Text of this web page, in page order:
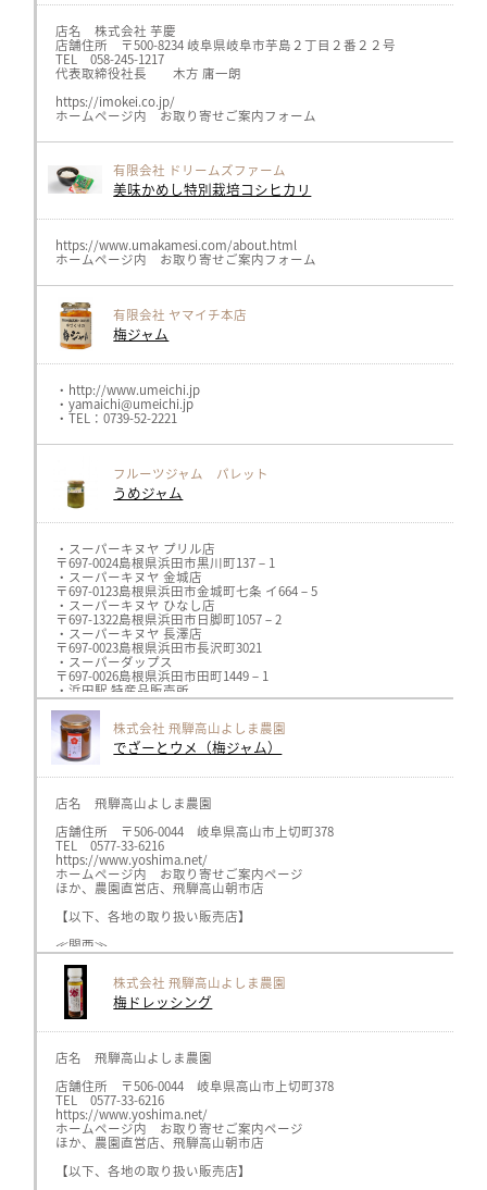
店名 株式会社 芋慶
店舗住所 〒500-8234 岐阜県岐阜市芋島２丁目２番２２号
TEL 058-245-1217
代表取締役社長 木方 庸一朗
https://imokei.co.jp/
ホームページ内 お取り寄せご案内フォーム
有限会社 ドリームズファーム
美味かめし特別栽培コシヒカリ
https://www.umakamesi.com/about.html
ホームページ内 お取り寄せご案内フォーム
有限会社 ヤマイチ本店
梅ジャム
・http://www.umeichi.jp
・yamaichi@umeichi.jp
・TEL：0739-52-2221
フルーツジャム パレット
うめジャム
・スーパーキヌヤ プリル店
〒697-0024島根県浜田市黒川町137－1
・スーパーキヌヤ 金城店
〒697-0123島根県浜田市金城町七条 イ664－5
・スーパーキヌヤ ひなし店
〒697-1322島根県浜田市日脚町1057－2
・スーパーキヌヤ 長澤店
〒697-0023島根県浜田市長沢町3021
・スーパーダップス
〒697-0026島根県浜田市田町1449－1
・浜田駅 特産品販売所
〒697-0022島根県浜田市浅井町
・道の駅 ゆうひパーク浜田
〒697-0301島根県浜田市金城町追原32-1
・美又温泉国民保養センター
〒697-0017島根県浜田市原井町1203－1
・アロマテラピー fracoco
・MINA&SONS Patisserie
・Gallery & Cafe FUN
〒697-1337島根県浜田市西村町1069－1
・セブン-イレブン 浜田新町店
〒697-0037島根県浜田市新町54－1
・浜田黒川郵便局
・はまだお魚市場（山陰浜田港公設市場）
・select shop Le lien
〒697-0022島根県浜田市浅井町93-13
・スーパーキヌヤ 二宮店
〒695-0024島根県江津市二宮町神主 ハ89-1
・パン工房ドルチェ・ビータ
〒694-0042島根県大田市長久町 稲用192-6
・ふるさと納税 浜田市特設サイト ふるさとチョイス Rakutenふる
株式会社 飛騨高山よしま農園
でざーとウメ（梅ジャム）
店名 飛騨高山よしま農園
店舗住所 〒506-0044 岐阜県高山市上切町378
TEL 0577-33-6216
https://www.yoshima.net/
ホームページ内 お取り寄せご案内ページ
ほか、農園直営店、飛騨高山朝市店
【以下、各地の取り扱い販売店】
≪関西≫
キャロットhttps://www.carrot-n.co.jp/、
ヘルスライフ、オーガニックプラザhttps://healthlife.co.jp/（神戸、宝塚
メルカートピッコロ https://www.nakaji34.co.jp/（阪急、広島他各店）
≪関東≫
ボンラスパイユhttps://bonraspail.com/（横浜、吉祥寺各店）
AMRITARA https://www.amritara.com/
≪中部≫
GIFTSPREMIUMhttps://giftspremium.jp/（名古屋市）
ロカボーノ伏見店https://locabuono.jp/（名古屋市）
GIFTSSHOP https://giftsshop.jp/（岐阜県）
三川屋 https://www.sangawa-ya.co.jp/（高山市）
川島SA岐阜おみやげ https://omiyadata.jp/restarea/kawashima/
株式会社 飛騨高山よしま農園
梅ドレッシング
店名 飛騨高山よしま農園
店舗住所 〒506-0044 岐阜県高山市上切町378
TEL 0577-33-6216
https://www.yoshima.net/
ホームページ内 お取り寄せご案内ページ
ほか、農園直営店、飛騨高山朝市店
【以下、各地の取り扱い販売店】